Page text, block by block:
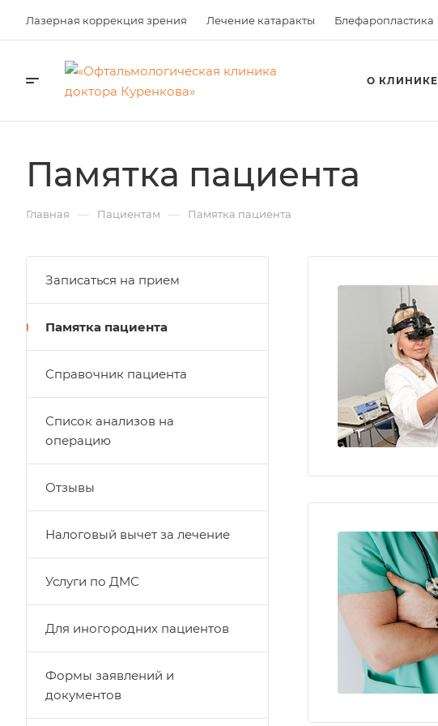
Лазерная коррекция зрения Лечение катаракты Блефаропластика
О КЛИНИКЕ
Памятка пациента
Главная — Пациентам — Памятка пациента
Записаться на прием
Памятка пациента
Справочник пациента
Список анализов на
операцию
Отзывы
Налоговый вычет за лечение
Услуги по ДМС
Для иногородних пациентов
Формы заявлений и
документов